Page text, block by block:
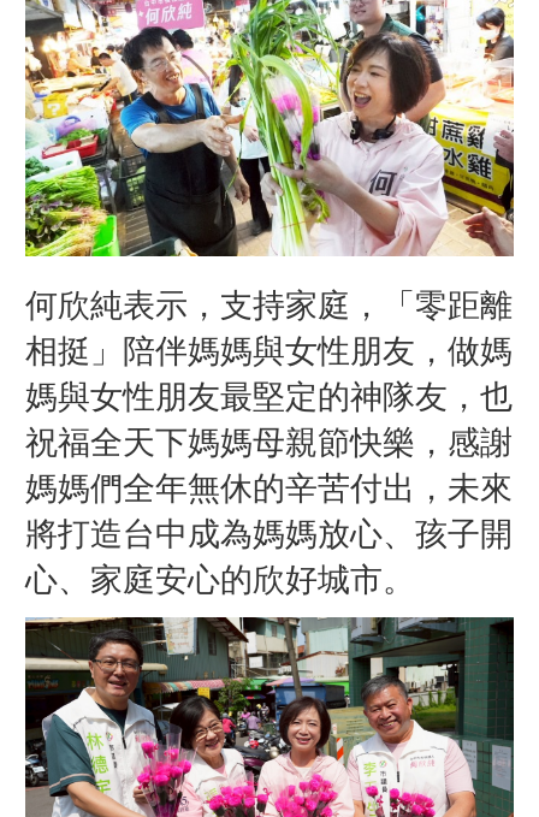
何欣純表示，支持家庭，「零距離
相挺」陪伴媽媽與女性朋友，做媽
媽與女性朋友最堅定的神隊友，也
祝福全天下媽媽母親節快樂，感謝
媽媽們全年無休的辛苦付出，未來
將打造台中成為媽媽放心、孩子開
心、家庭安心的欣好城市。